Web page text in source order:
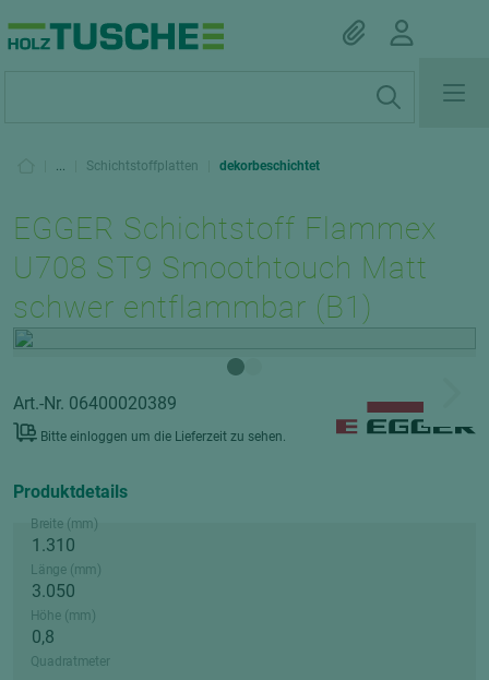
... Schichtstoffplatten dekorbeschichtet
EGGER Schichtstoff Flammex
U708 ST9 Smoothtouch Matt
schwer entflammbar (B1)
Art.-Nr. 06400020389
Bitte einloggen um die Lieferzeit zu sehen.
Produktdetails
Breite (mm)
Länge (mm)
Höhe (mm)
Quadratmeter